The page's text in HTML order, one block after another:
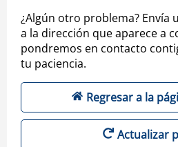
¿Algún otro problema? Envía
a la dirección que aparece a
pondremos en contacto
tu paciencia.
Regresar a la
Actualizar